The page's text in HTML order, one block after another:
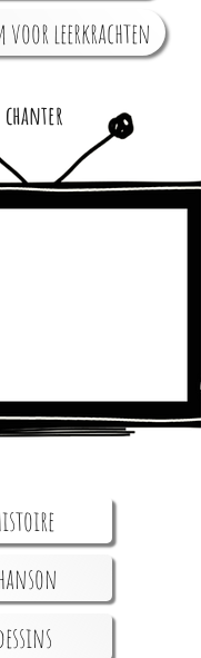
leerkrachten
chanter